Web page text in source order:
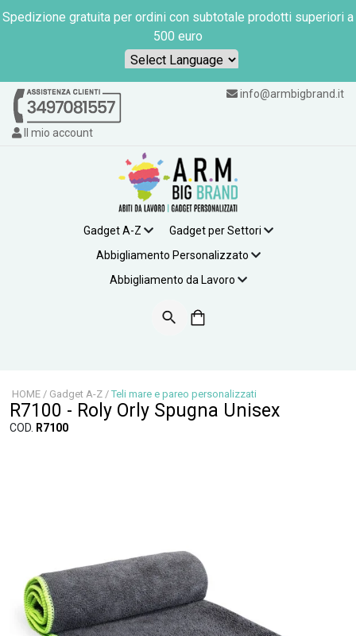
Spedizione gratuita per ordini con subtotale prodotti superiori a
500 euro
Powered by
info@armbigbrand.it
Il mio account
Gadget A-Z
Gadget per Settori
Abbigliamento Personalizzato
Abbigliamento da Lavoro
HOME / Gadget A-Z / Teli mare e pareo personalizzati
R7100 - Roly Orly Spugna Unisex
COD. R7100